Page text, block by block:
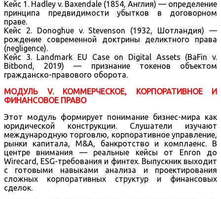
Кейс 1. Hadley v. Baxendale (1854, Англия) — определение
принципа предвидимости убытков в договорном
праве.
Кейс 2. Donoghue v. Stevenson (1932, Шотландия) —
рождение современной доктрины деликтного права
(negligence).
Кейс 3. Landmark EU Case on Digital Assets (BaFin v.
Bitbond, 2019) — признание токенов объектом
гражданско-правового оборота.
МОДУЛЬ V. КОММЕРЧЕСКОЕ, КОРПОРАТИВНОЕ И
ФИНАНСОВОЕ ПРАВО
Этот модуль формирует понимание бизнес-мира как
юридической конструкции. Слушатели изучают
международную торговлю, корпоративное управление,
рынки капитала, M&A, банкротство и комплаенс. В
центре внимания — реальные кейсы от Enron до
Wirecard, ESG-требования и финтех. Выпускник выходит
с готовыми навыками анализа и проектирования
сложных корпоративных структур и финансовых
сделок.